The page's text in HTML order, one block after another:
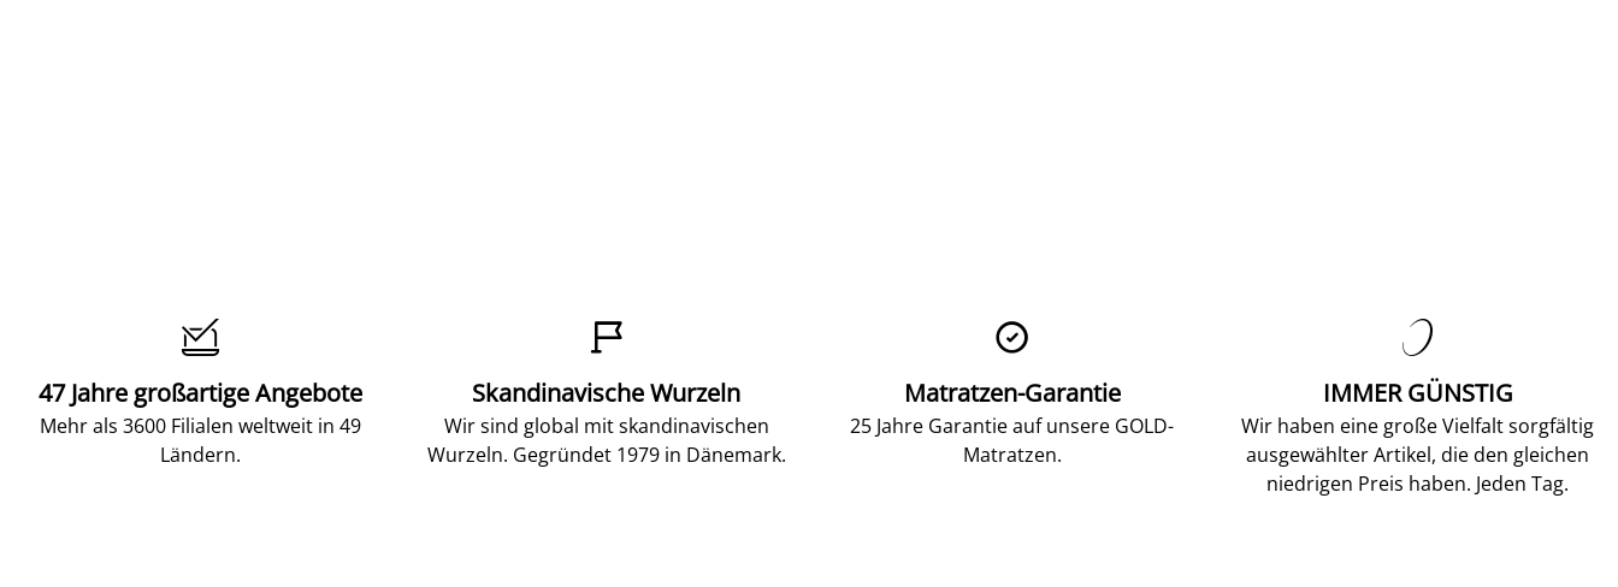

47 Jahre großartige Angebote
Mehr als 3600 Filialen weltweit in 49
Ländern.

Skandinavische Wurzeln
Wir sind global mit skandinavischen
Wurzeln. Gegründet 1979 in Dänemark.

Matratzen-Garantie
25 Jahre Garantie auf unsere GOLD-
Matratzen.

IMMER GÜNSTIG
Wir haben eine große Vielfalt sorgfältig
ausgewählter Artikel, die den gleichen
niedrigen Preis haben. Jeden Tag.